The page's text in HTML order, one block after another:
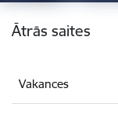
Kājene
Ātrās saites
Vakances